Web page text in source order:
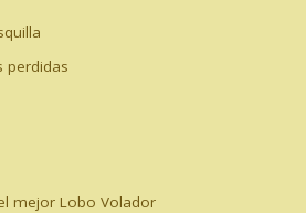
perdidas
mejor Lobo Volador